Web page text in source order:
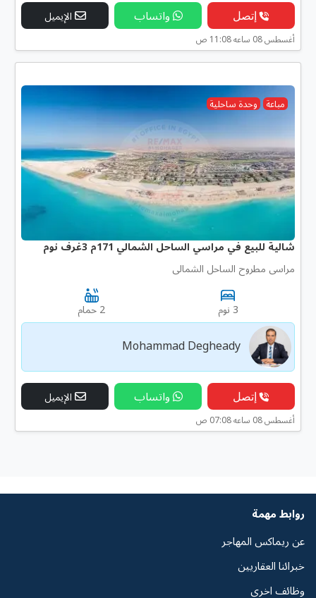
إتصل واتساب الإيميل
أغسطس 08 ساعه 11:08 ص
مباعة وحدة ساحلية
شالية للبيع في مراسي الساحل الشمالي 171م 3غرف نوم
مراسى مطروح الساحل الشمالى
3 نوم 2 حمام
Mohammad Degheady
إتصل واتساب الإيميل
أغسطس 08 ساعه 07:08 ص
روابط مهمة
عن ريماكس المهاجر
خبرائنا العقاريين
وظائف اخرى